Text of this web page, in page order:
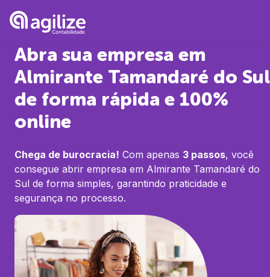
Abra sua empresa em
Almirante Tamandaré do Sul
de forma rápida e 100%
online
Chega de burocracia! Com apenas 3 passos, você
consegue abrir empresa em Almirante Tamandaré do
Sul de forma simples, garantindo praticidade e
segurança no processo.